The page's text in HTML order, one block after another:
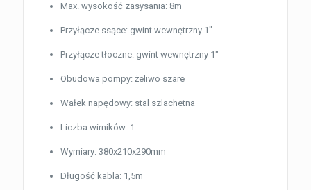
Max. wysokość zasysania: 8m
Przyłącze ssące: gwint wewnętrzny 1″
Przyłącze tłoczne: gwint wewnętrzny 1″
Obudowa pompy: żeliwo szare
Wałek napędowy: stal szlachetna
Liczba wirników: 1
Wymiary: 380x210x290mm
Długość kabla: 1,5m